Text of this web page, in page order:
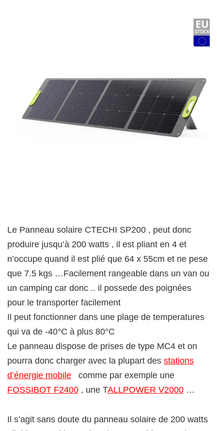
Le Panneau solaire CTECHI SP200 , peut donc
produire jusqu’à 200 watts , il est pliant en 4 et
n’occupe quand il est plié que 64 x 55cm et ne pese
que 7.5 kgs …Facilement rangeable dans un van ou
un camping car donc .. il possede des poignées
pour le transporter facilement
Il peut fonctionner dans une plage de temperatures
qui va de -40°C à plus 80°C
Le panneau dispose de prises de type MC4 et on
pourra donc charger avec la plupart des stations
d’énergie mobile comme par exemple une
FOSSIBOT F2400 , une TALLPOWER V2000 …
Il s’agit sans doute du panneau solaire de 200 watts